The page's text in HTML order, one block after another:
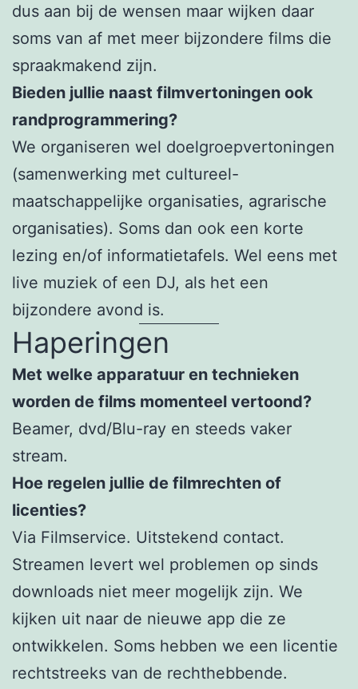
dus aan bij de wensen maar wijken daar
soms van af met meer bijzondere films die
spraakmakend zijn.
Bieden jullie naast filmvertoningen ook
randprogrammering?
We organiseren wel doelgroepvertoningen
(samenwerking met cultureel-
maatschappelijke organisaties, agrarische
organisaties). Soms dan ook een korte
lezing en/of informatietafels. Wel eens met
live muziek of een DJ, als het een
bijzondere avond is.
Haperingen
Met welke apparatuur en technieken
worden de films momenteel vertoond?
Beamer, dvd/Blu-ray en steeds vaker
stream.
Hoe regelen jullie de filmrechten of
licenties?
Via Filmservice. Uitstekend contact.
Streamen levert wel problemen op sinds
downloads niet meer mogelijk zijn. We
kijken uit naar de nieuwe app die ze
ontwikkelen. Soms hebben we een licentie
rechtstreeks van de rechthebbende.